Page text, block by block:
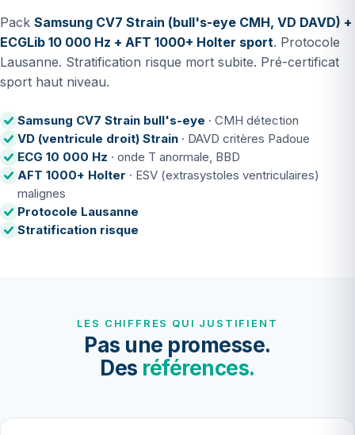
Pack Samsung CV7 Strain (bull's-eye CMH, VD DAVD) +
ECGLib 10 000 Hz + AFT 1000+ Holter sport. Protocole
Lausanne. Stratification risque mort subite. Pré-certificat
sport haut niveau.
Samsung CV7 Strain bull's-eye · CMH détection
VD (ventricule droit) Strain · DAVD critères Padoue
ECG 10 000 Hz · onde T anormale, BBD
AFT 1000+ Holter · ESV (extrasystoles ventriculaires)
malignes
Protocole Lausanne
Stratification risque
LES CHIFFRES QUI JUSTIFIENT
Pas une promesse.
Des références.